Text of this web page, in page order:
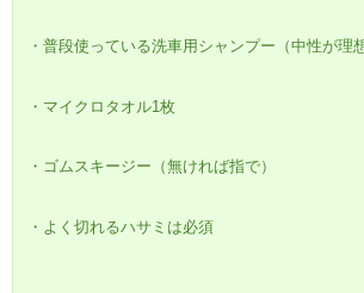
・普段使っている洗車用シャンプー（中性が理想
・マイクロタオル1枚
・ゴムスキージー（無ければ指で）
・よく切れるハサミは必須